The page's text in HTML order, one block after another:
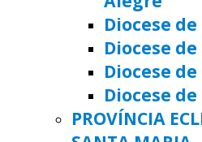
Diocese
Diocese
Diocese
Diocese
PROVÍNCIA